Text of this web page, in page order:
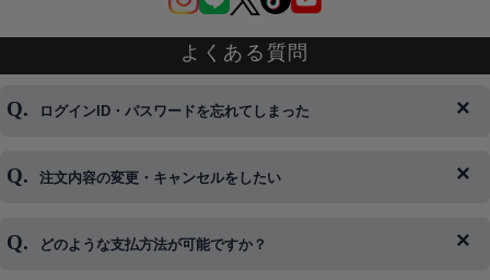
よくある質問
ログインID・パスワードを忘れてしまった
◆下記ページより、ログインIDの変更が可能です。
注文内容の変更・キャンセルをしたい
◆即日発送を行なっている関係上、午後以降のご連絡やキャンセル
どのような支払方法が可能ですか？